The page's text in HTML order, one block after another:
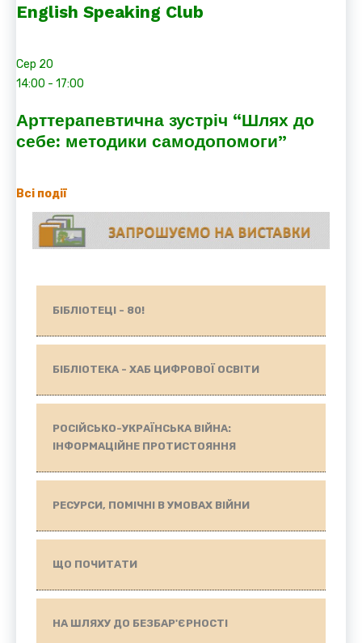
English Speaking Club
Сер 20
14:00 - 17:00
Арттерапевтична зустріч “Шлях до
себе: методики самодопомоги”
Всі події
БІБЛІОТЕЦІ - 80!
БІБЛІОТЕКА - ХАБ ЦИФРОВОЇ ОСВІТИ
РОСІЙСЬКО-УКРАЇНСЬКА ВІЙНА:
ІНФОРМАЦІЙНЕ ПРОТИСТОЯННЯ
РЕСУРСИ, ПОМІЧНІ В УМОВАХ ВІЙНИ
ЩО ПОЧИТАТИ
НА ШЛЯХУ ДО БЕЗБАР'ЄРНОСТІ